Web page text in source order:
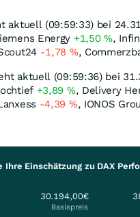
aktuell (09:59:33) bei
Energy +1,50%,
-1,78 %,
aktuell (09:59:36) bei
+3,89 %, Delivery
-4,39 %, IONOS
Ihre Einschätzung zu DAX
30.194,00€
Basispreis